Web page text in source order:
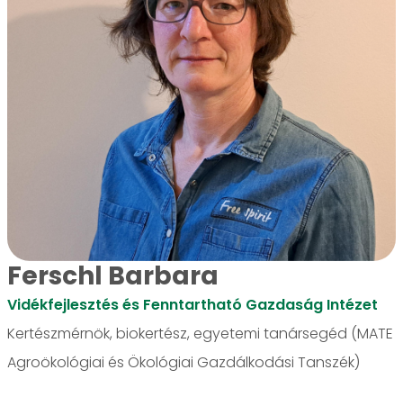
Ferschl Barbara
Vidékfejlesztés és Fenntartható Gazdaság Intézet
Kertészmérnök, biokertész, egyetemi tanársegéd (MATE
Agroökológiai és Ökológiai Gazdálkodási Tanszék)